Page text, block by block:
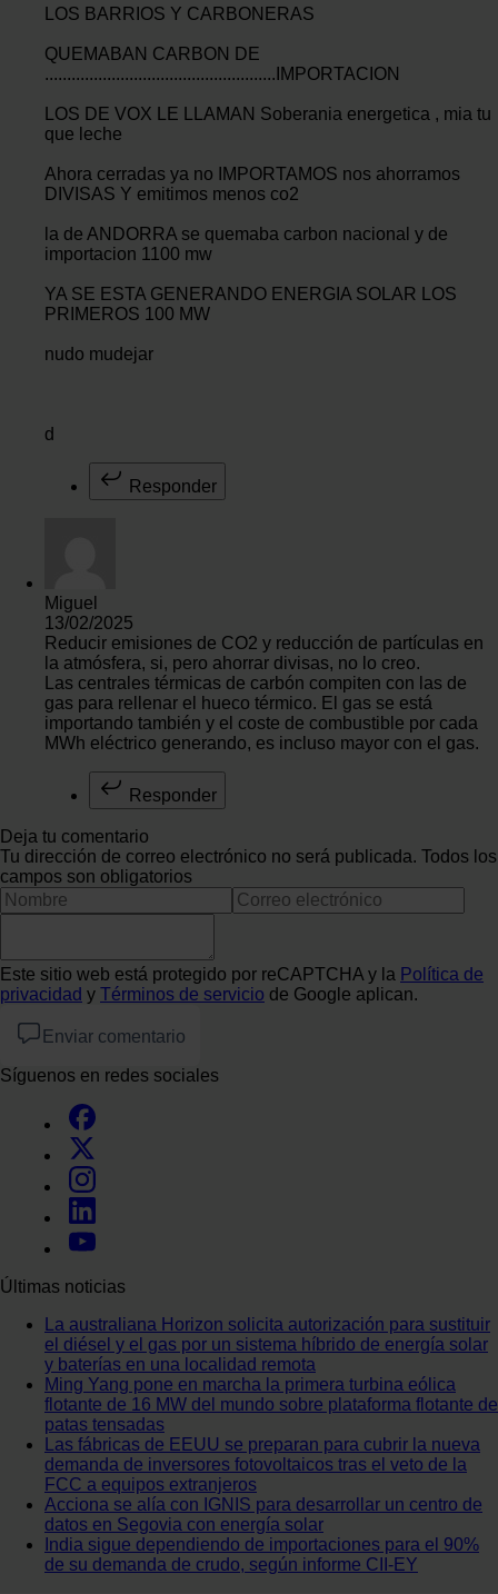
LOS BARRIOS Y CARBONERAS
QUEMABAN CARBON DE
....................................................IMPORTACION
LOS DE VOX LE LLAMAN Soberania energetica , mia tu
que leche
Ahora cerradas ya no IMPORTAMOS nos ahorramos
DIVISAS Y emitimos menos co2
la de ANDORRA se quemaba carbon nacional y de
importacion 1100 mw
YA SE ESTA GENERANDO ENERGIA SOLAR LOS
PRIMEROS 100 MW
nudo mudejar
d
Responder
Miguel
13/02/2025
Reducir emisiones de CO2 y reducción de partículas en
la atmósfera, si, pero ahorrar divisas, no lo creo.
Las centrales térmicas de carbón compiten con las de
gas para rellenar el hueco térmico. El gas se está
importando también y el coste de combustible por cada
MWh eléctrico generando, es incluso mayor con el gas.
Responder
Deja tu comentario
Tu dirección de correo electrónico no será publicada. Todos los
campos son obligatorios
Este sitio web está protegido por reCAPTCHA y la Política de
privacidad y Términos de servicio de Google aplican.
Enviar comentario
Síguenos en redes sociales
Últimas noticias
La australiana Horizon solicita autorización para sustituir
el diésel y el gas por un sistema híbrido de energía solar
y baterías en una localidad remota
Ming Yang pone en marcha la primera turbina eólica
flotante de 16 MW del mundo sobre plataforma flotante de
patas tensadas
Las fábricas de EEUU se preparan para cubrir la nueva
demanda de inversores fotovoltaicos tras el veto de la
FCC a equipos extranjeros
Acciona se alía con IGNIS para desarrollar un centro de
datos en Segovia con energía solar
India sigue dependiendo de importaciones para el 90%
de su demanda de crudo, según informe CII-EY